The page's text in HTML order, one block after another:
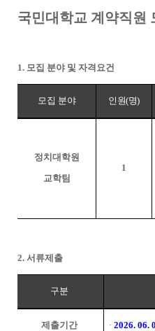
국민대학교 계약직원
1. 모집 분야 및 자격요건
모집 분야 인원(명)
정치대학원
교학팀
1
2. 서류제출
구분
제출기간 · 2026. 06.